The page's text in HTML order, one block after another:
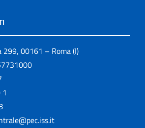
299, 00161 – Roma (I)